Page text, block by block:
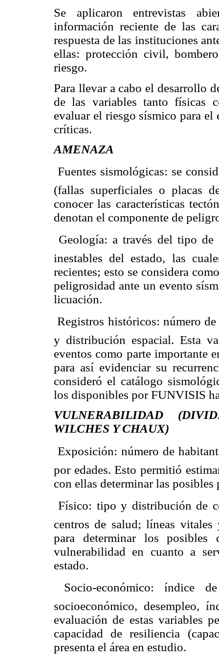
Se aplicaron entrevistas
información reciente de las
respuesta de las instituciones
ellas: protección civil,
riesgo.
Para llevar a cabo el desarrollo
de las variables tanto físicas
evaluar el riesgo sísmico para el
críticas.
AMENAZA
 Fuentes sismológicas: se
(fallas superficiales o placas
conocer las características
denotan el componente de
 Geología: a través del tipo
inestables del estado, las
recientes; esto se considera
peligrosidad ante un evento
licuación.
 Registros históricos: número
y distribución espacial. Esta
eventos como parte importante
para así evidenciar su
consideró el catálogo
los disponibles por FUNVISIS
VULNERABILIDAD
WILCHES Y CHAUX)
 Exposición: número de
por edades. Esto permitió
con ellas determinar las posibles
 Físico: tipo y distribución de
centros de salud; líneas
para determinar los posibles
vulnerabilidad en cuanto a
estado.
 Socio-económico: índice
socioeconómico, desempleo,
evaluación de estas variables
capacidad de resiliencia
presenta el área en estudio.